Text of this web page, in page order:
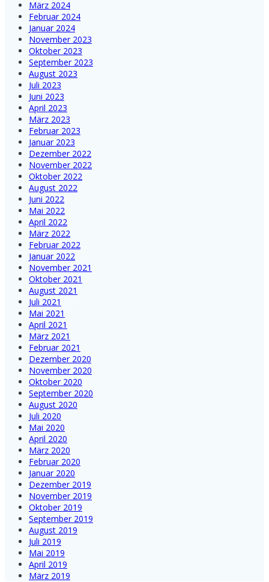
März 2024
Februar 2024
Januar 2024
November 2023
Oktober 2023
September 2023
August 2023
Juli 2023
Juni 2023
April 2023
März 2023
Februar 2023
Januar 2023
Dezember 2022
November 2022
Oktober 2022
August 2022
Juni 2022
Mai 2022
April 2022
März 2022
Februar 2022
Januar 2022
November 2021
Oktober 2021
August 2021
Juli 2021
Mai 2021
April 2021
März 2021
Februar 2021
Dezember 2020
November 2020
Oktober 2020
September 2020
August 2020
Juli 2020
Mai 2020
April 2020
März 2020
Februar 2020
Januar 2020
Dezember 2019
November 2019
Oktober 2019
September 2019
August 2019
Juli 2019
Mai 2019
April 2019
März 2019